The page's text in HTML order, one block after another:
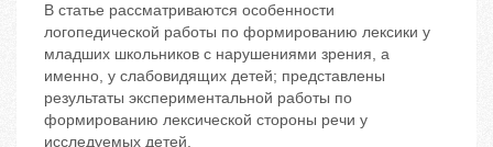
В статье рассматриваются особенности
логопедической работы по формированию лексики у
младших школьников с нарушениями зрения, а
именно, у слабовидящих детей; представлены
результаты экспериментальной работы по
формированию лексической стороны речи у
исследуемых детей.